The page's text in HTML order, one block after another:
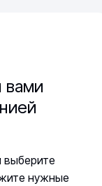
вами
нужные